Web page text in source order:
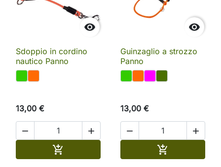

Sdoppio in cordino
nautico Panno
13,00 €
 


Guinzaglio a strozzo
Panno
13,00 €
 
